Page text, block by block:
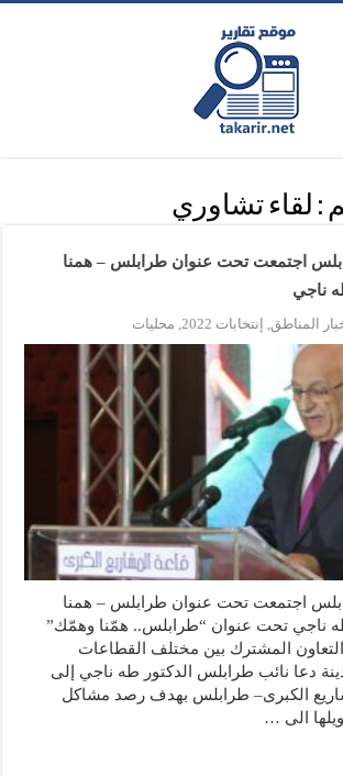
: لقاء تشاوري
اجتمعت تحت عنوان طرابلس – همنا
ناجي
المناطق, إنتخابات 2022 , محليات
اجتمعت تحت عنوان طرابلس – همنا
ناجي تحت عنوان “طرابلس.. همّنا وهمّك”
التعاون المشترك بين مختلف القطاعات
دعا نائب طرابلس الدكتور طه ناجي إلى
الكبرى– طرابلس بهدف رصد مشاكل
الى …